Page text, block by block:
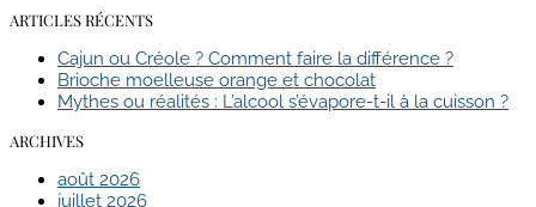
ARTICLES RÉCENTS
Cajun ou Créole ? Comment faire la différence ?
Brioche moelleuse orange et chocolat
Mythes ou réalités : L’alcool s’évapore-t-il à la cuisson ?
ARCHIVES
août 2026
juillet 2026